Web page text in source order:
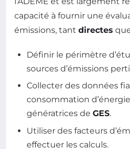
capacité à fournir une
émissions, tant directes
Définir le périmètre
sources d’émissions
Collecter des données
consommation
génératrices de GES.
Utiliser des facteurs
effectuer les calculs.